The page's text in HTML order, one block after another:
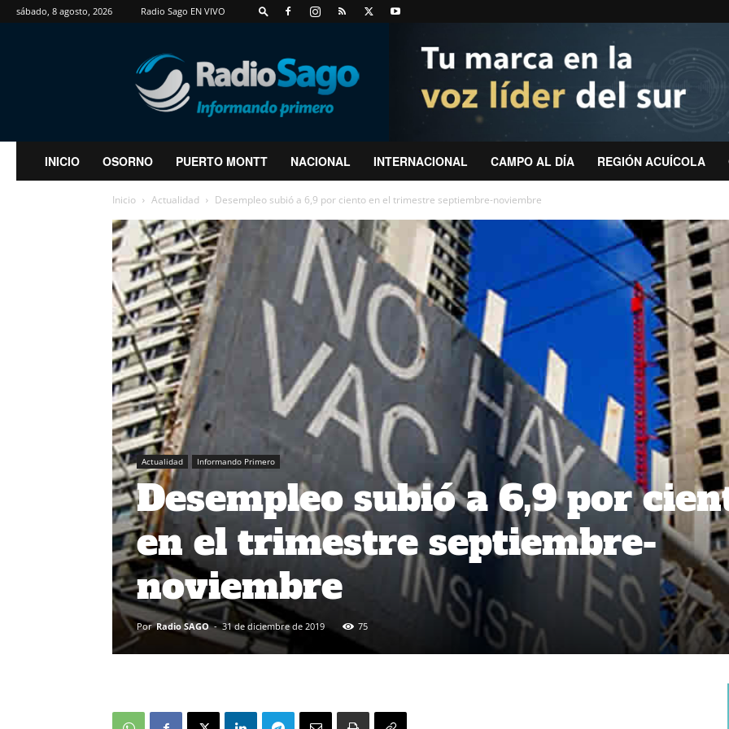
sábado, 8 agosto, 2026 Radio Sago EN VIVO
RadioSago
INICIO OSORNO PUERTO MONTT NACIONAL INTERNACIONAL CAMPO AL DÍA REGIÓN ACUÍCOLA
Inicio Actualidad Desempleo subió a 6,9 por ciento en el trimestre septiembre-noviembre
Actualidad Informando Primero
Desempleo subió a 6,9 por
en el trimestre septiembre-
noviembre
Por Radio SAGO - 31 de diciembre de 2019 75